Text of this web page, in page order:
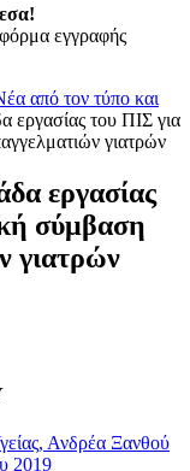
εγγραφής
από τον τύπο και
εργασίας του ΠΙΣ για
γιατρών
εργασίας
σύμβαση
γιατρών
Ανδρέα Ξανθού
2019